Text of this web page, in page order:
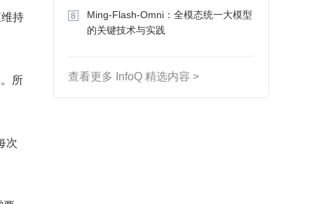
持
所
次
8
Ming-Flash-Omni：全模态统一大模型
的关键技术与实践
查看更多 InfoQ 精选内容 >